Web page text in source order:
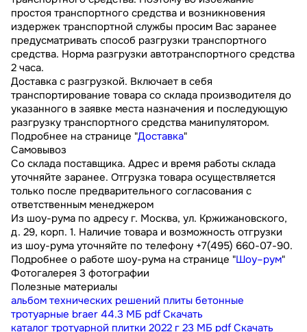
простоя транспортного средства и возникновения
издержек транспортной службы просим Вас заранее
предусматривать способ разгрузки транспортного
средства. Норма разгрузки автотранспортного средства
2 часа.
Доставка с разгрузкой. Включает в себя
транспортирование товара со склада производителя до
указанного в заявке места назначения и последующую
разгрузку транспортного средства манипулятором.
Подробнее на странице "Доставка"
Самовывоз
Со склада поставщика. Адрес и время работы склада
уточняйте заранее. Отгрузка товара осуществляется
только после предварительного согласования с
ответственным менеджером
Из шоу-рума по адресу г. Москва, ул. Кржижановского,
д. 29, корп. 1. Наличие товара и возможность отгрузки
из шоу-рума уточняйте по телефону +7(495) 660-07-90.
Подробнее о работе шоу-рума на странице "Шоу–рум"
Фотогалерея 3 фотографии
Полезные материалы
альбом технических решений плиты бетонные
тротуарные braer 44.3 МБ pdf Скачать
каталог тротуарной плитки 2022 г 23 МБ pdf Скачать